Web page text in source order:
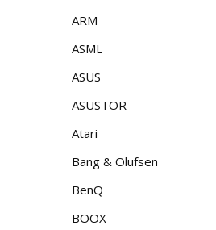
ARM
ASML
ASUS
ASUSTOR
Atari
Bang & Olufsen
BenQ
BOOX